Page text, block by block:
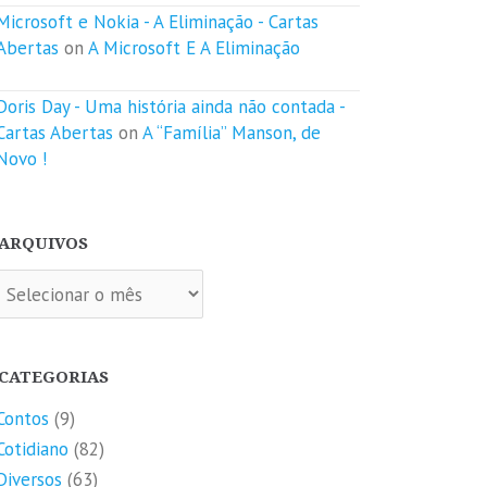
e Nokia - A Eliminação - Cartas
on A Microsoft E A Eliminação
Day - Uma história ainda não contada -
Abertas on A “Família” Manson, de
!
(9)
(82)
(63)